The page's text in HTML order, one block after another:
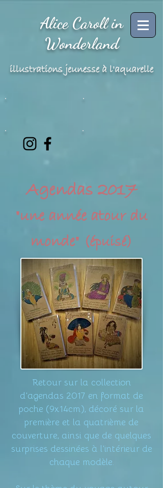
Alice Caroll in
Wonderland
illustrations jeunesse à l'aquarelle
Retour sur la collection
d'agendas 2017 en format de
poche (9x14cm), décoré sur la
première et la quatrième de
couverture, ainsi que de quelques
surprises dessinées à l'intérieur de
chaque modèle.
Agendas 2017
"une année atour du
monde" (épuisé)